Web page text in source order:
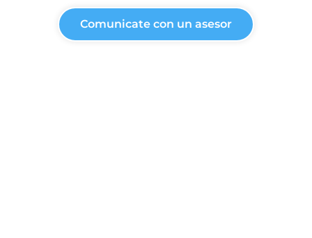
Comunicate con un asesor